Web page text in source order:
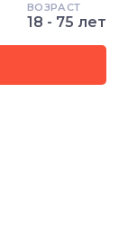
ВОЗРАСТ
18 - 75 лет